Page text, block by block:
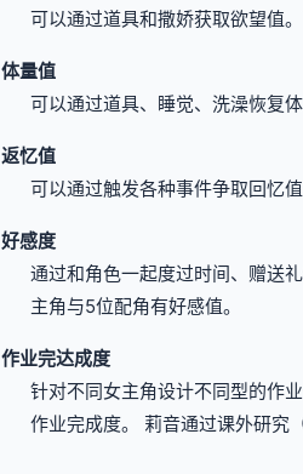
可以通过道具和撒娇获取欲望值。
体量值
可以通过道具、睡觉、洗澡恢复体
返忆值
可以通过触发各种事件争取回忆
好感度
通过和角色一起度过时间、赠送礼
主角与5位配角有好感值。
作业完达成度
针对不同女主角设计不同型的作业
作业完成度。
莉音通过课外研究